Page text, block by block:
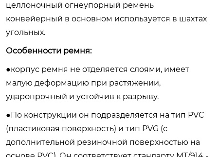
целлоночный огнеупорный ремень
конвейерный в основном используется в шахтах
угольных.
Особенности ремня:
●корпус ремня не отделяется слоями, имеет
малую деформацию при растяжении,
ударопрочный и устойчив к разрыву.
●По конструкции он подразделяется на тип PVC
(пластиковая поверхность) и тип PVG (с
дополнительной резиночной поверхностью на